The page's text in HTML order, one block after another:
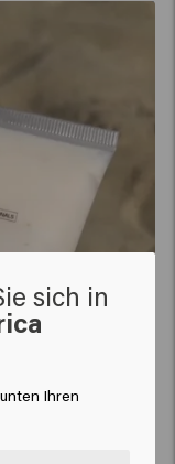
sich in
Ihren